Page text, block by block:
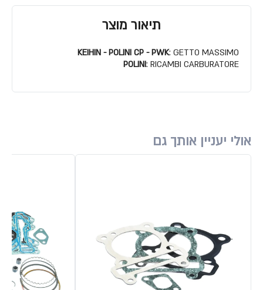
תיאור מוצר
KEIHIN - POLINI CP - PWK: GETTO MASSIMO
POLINI: RICAMBI CARBURATORE
אולי יעניין אותך גם